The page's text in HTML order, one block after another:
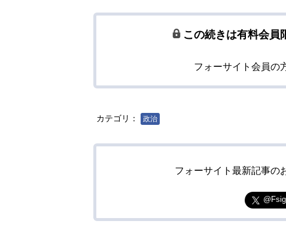
この続きは有料会員
フォーサイト会員の
カテゴリ： 政治
フォーサイト最新記事の